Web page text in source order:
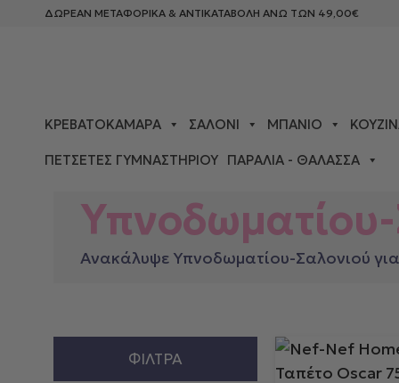
ΔΩΡΕΑΝ ΜΕΤΑΦΟΡΙΚΑ & ΑΝΤΙΚΑΤΑΒΟΛΗ ΑΝΩ ΤΩΝ 49,00€
ΚΡΕΒΑΤΟΚΆΜΑΡΑ ΣΑΛΌΝΙ ΜΠΆΝΙΟ
ΠΕΤΣΈΤΕΣ ΓΥΜΝΑΣΤΗΡΊΟΥ ΠΑΡΑΛΊΑ - ΘΆΛΑΣΣΑ
Ανακάλυψε Υπνοδωματίου-Σαλονιού
ΦΊΛΤΡΑ